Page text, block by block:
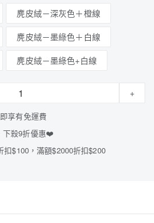
麂皮絨－深灰色＋橙線
麂皮絨－墨綠色＋白線
麂皮絨－墨綠色+白線
+
享有免運費
下殺9折優惠❤️
扣$100，滿額$2000折扣$200